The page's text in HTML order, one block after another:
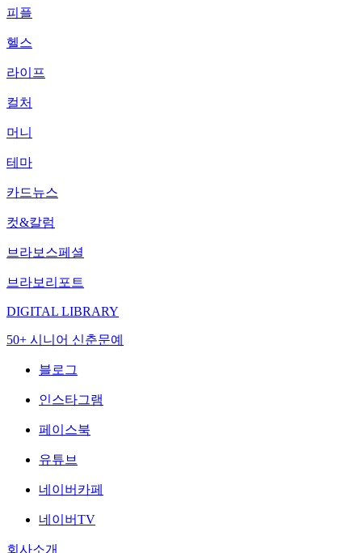
피플
헬스
라이프
컬처
머니
테마
카드뉴스
컷&칼럼
브라보스페셜
브라보리포트
DIGITAL LIBRARY
50+ 시니어 신춘문예
블로그
인스타그램
페이스북
유튜브
네이버카페
네이버TV
회사소개